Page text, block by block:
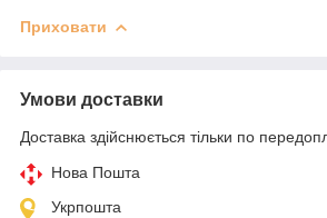
Приховати
Умови доставки
Доставка здійснюється тільки по
Нова Пошта
Укрпошта